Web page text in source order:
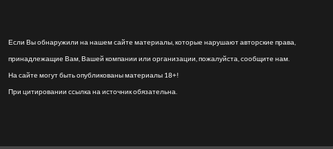
Если Вы обнаружили на нашем сайте материалы, которые нарушают авторские права,
принадлежащие Вам, Вашей компании или организации, пожалуйста, сообщите нам.
На сайте могут быть опубликованы материалы 18+!
При цитировании ссылка на источник обязательна.